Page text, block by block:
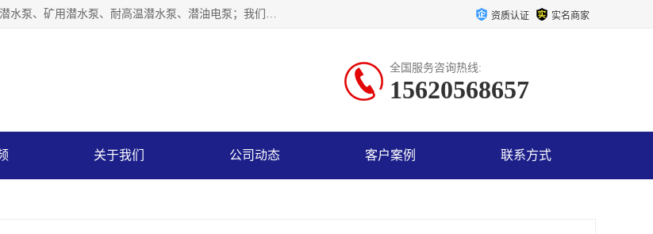
天津奥特泵业有限公司主要从事：不锈钢潜水泵、大流量潜水泵、高扬程潜水泵、矿用潜水泵、耐高温潜水泵、潜油电泵；我们以开发研制生产各种用途的水泵为主，历经十多年艰苦创业，已成为总资产达伍仟多万元，占地面积1万多平方米，年生产能力几百万（台）套，形成集设计研发、制造安装、技术服务于一体的现代规模型企业。 资质认证 实名商家
全国服务咨询热线:
15620568657
关于我们 公司动态 客户案例 联系方式